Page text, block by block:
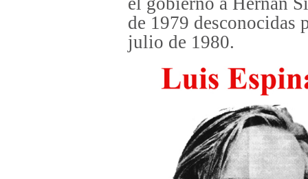
de 1979 desconocidas
julio de 1980.